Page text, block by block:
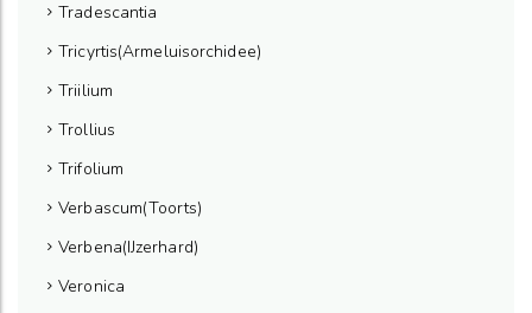
Tradescantia
Tricyrtis(Armeluisorchidee)
Triilium
Trollius
Trifolium
Verbascum(Toorts)
Verbena(IJzerhard)
Veronica